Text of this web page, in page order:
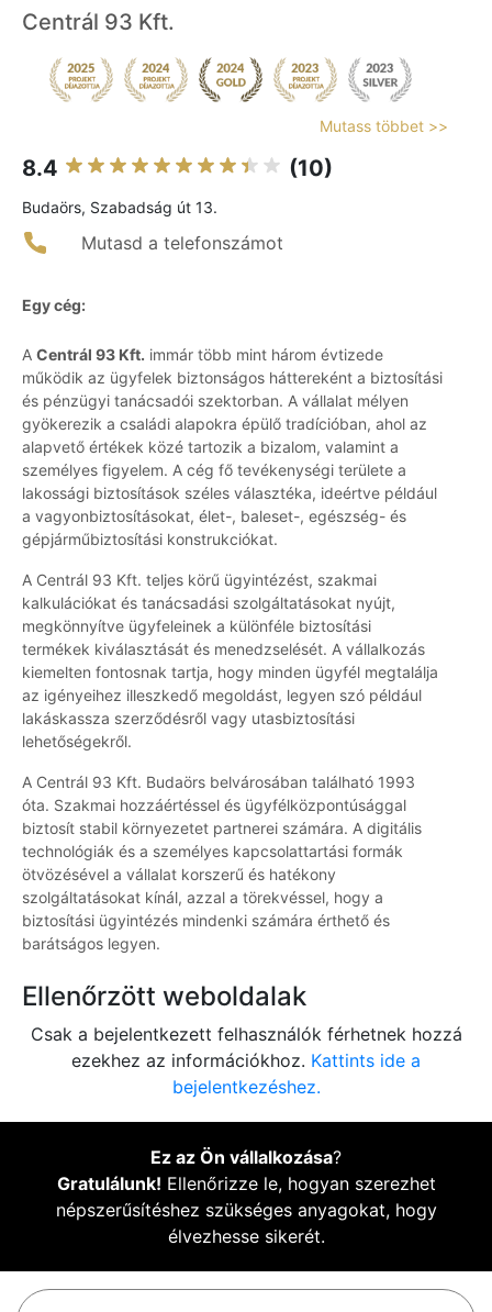
Centrál 93 Kft.
Mutass többet >>
8.4 (10)
Budaörs, Szabadság út 13.
Mutasd a telefonszámot
Egy cég:
A Centrál 93 Kft. immár több mint három évtizede
működik az ügyfelek biztonságos háttereként a biztosítási
és pénzügyi tanácsadói szektorban. A vállalat mélyen
gyökerezik a családi alapokra épülő tradícióban, ahol az
alapvető értékek közé tartozik a bizalom, valamint a
személyes figyelem. A cég fő tevékenységi területe a
lakossági biztosítások széles választéka, ideértve például
a vagyonbiztosításokat, élet-, baleset-, egészség- és
gépjárműbiztosítási konstrukciókat.
A Centrál 93 Kft. teljes körű ügyintézést, szakmai
kalkulációkat és tanácsadási szolgáltatásokat nyújt,
megkönnyítve ügyfeleinek a különféle biztosítási
termékek kiválasztását és menedzselését. A vállalkozás
kiemelten fontosnak tartja, hogy minden ügyfél megtalálja
az igényeihez illeszkedő megoldást, legyen szó például
lakáskassza szerződésről vagy utasbiztosítási
lehetőségekről.
A Centrál 93 Kft. Budaörs belvárosában található 1993
óta. Szakmai hozzáértéssel és ügyfélközpontúsággal
biztosít stabil környezetet partnerei számára. A digitális
technológiák és a személyes kapcsolattartási formák
ötvözésével a vállalat korszerű és hatékony
szolgáltatásokat kínál, azzal a törekvéssel, hogy a
biztosítási ügyintézés mindenki számára érthető és
barátságos legyen.
Ellenőrzött weboldalak
Csak a bejelentkezett felhasználók férhetnek hozzá
ezekhez az információkhoz. Kattints ide a
bejelentkezéshez.
Ez az Ön vállalkozása?
Gratulálunk! Ellenőrizze le, hogyan szerezhet
népszerűsítéshez szükséges anyagokat, hogy
élvezhesse sikerét.